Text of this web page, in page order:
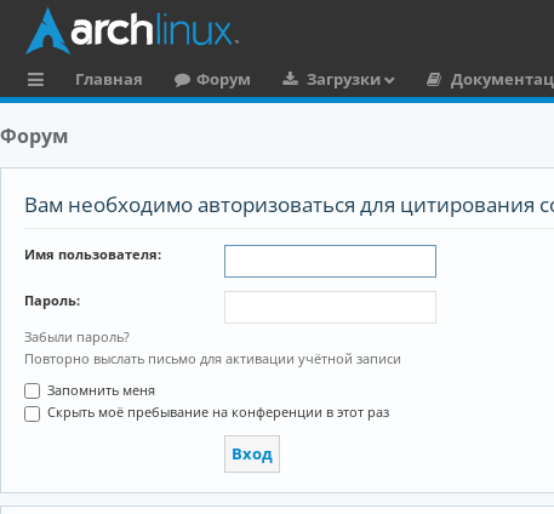
ы
и
Главная Форум Загрузки
Форум
Вам необходимо авторизоваться для цитирования
Имя пользователя:
Пароль:
Забыли пароль?
Повторно выслать письмо для активации учётной записи
Запомнить меня
Скрыть моё пребывание на конференции в этот раз